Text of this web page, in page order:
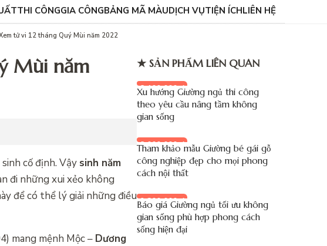
THI CÔNGGIA CÔNGBẢNG MÃ MÀUDỊCH VỤTIỆN ÍCHLIÊN HỆ
tử vi 12 tháng Quý Mùi năm 2022
Mùi năm
cố định. Vậy sinh năm
đi những xui xẻo không
để có thể lý giải những điều
mang mệnh Mộc – Dương
★ SẢN PHẨM LIÊN QUAN
8.100.000 đ
Xu hướng Giường ngủ thi công
theo yêu cầu nâng tầm không
gian sống
8.000.000 đ
Tham khảo mẫu Giường bé gái gỗ
công nghiệp đẹp cho mọi phong
cách nội thất
9.200.000 đ
Báo giá Giường ngủ tối ưu không
gian sống phù hợp phong cách
sống hiện đại